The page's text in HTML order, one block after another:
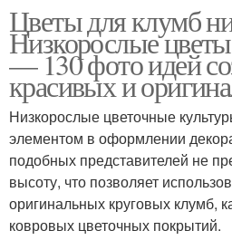
Цветы для клумб
Низкорослые
— 130 фото идей
красивых и
Низкорослые цветочные
элементом в оформлении
подобных представителей не
высоту, что позволяет
оригинальных круговых клумб,
ковровых цветочных покрытий.